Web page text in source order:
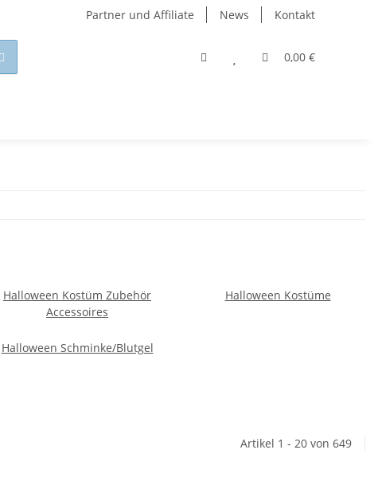
Partner und Affiliate News Kontakt
0,00 €
Halloween Kostüm Zubehör
Accessoires
Halloween Kostüme
Halloween Schminke/Blutgel
Artikel 1 - 20 von 649